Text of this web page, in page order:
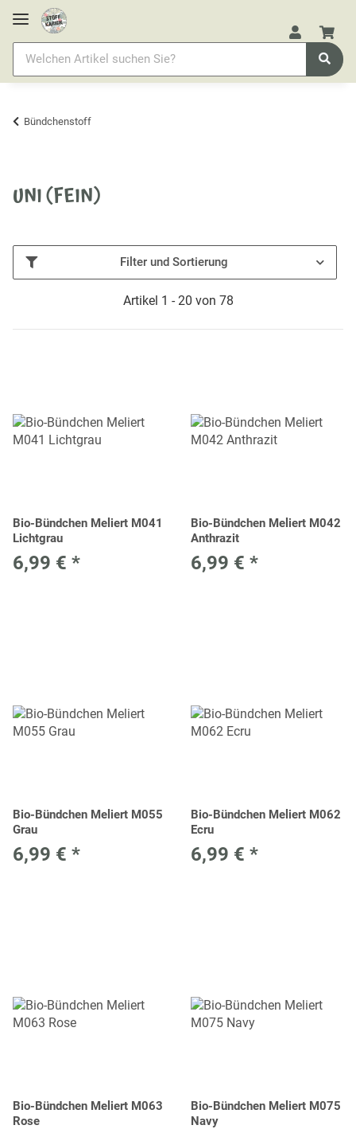
Bündchenstoff
UNI (FEIN)
Filter und Sortierung
Artikel 1 - 20 von 78
Bio-Bündchen Meliert M041
Lichtgrau
6,99 € *
Bio-Bündchen Meliert M042
Anthrazit
6,99 € *
Bio-Bündchen Meliert M055
Grau
6,99 € *
Bio-Bündchen Meliert M062
Ecru
6,99 € *
Bio-Bündchen Meliert M063
Rose
Bio-Bündchen Meliert M075
Navy